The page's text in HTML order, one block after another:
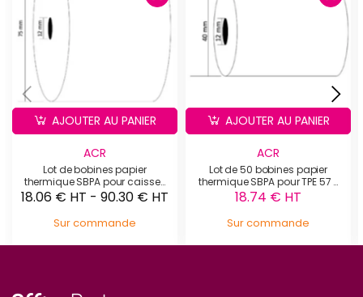
ACR
Lot de bobines papier
thermique SBPA pour caisses
et imprimantes 80x75x12
18.06 € HT - 90.30 € HT
Sur commande
AJOUTER AU PANIER
ACR
Lot de 50 bobines papier
thermique SBPA pour TPE 57 x
40 x 12
18.74 € HT
Sur commande
AJOUTER AU PANIER